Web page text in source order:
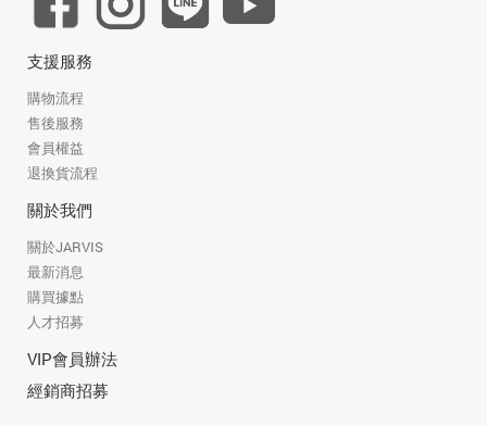
支援服務
購物流程
售後服務
會員權益
退換貨流程
關於我們
關於JARVIS
最新消息
購買據點
人才招募
VIP會員辦法
經銷商招募